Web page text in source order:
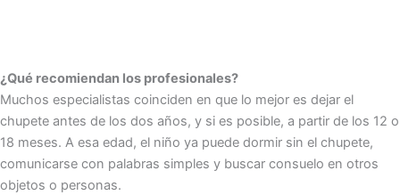
¿Qué recomiendan los profesionales?
Muchos especialistas coinciden en que lo mejor es dejar el
chupete antes de los dos años, y si es posible, a partir de los 12 o
18 meses. A esa edad, el niño ya puede dormir sin el chupete,
comunicarse con palabras simples y buscar consuelo en otros
objetos o personas.